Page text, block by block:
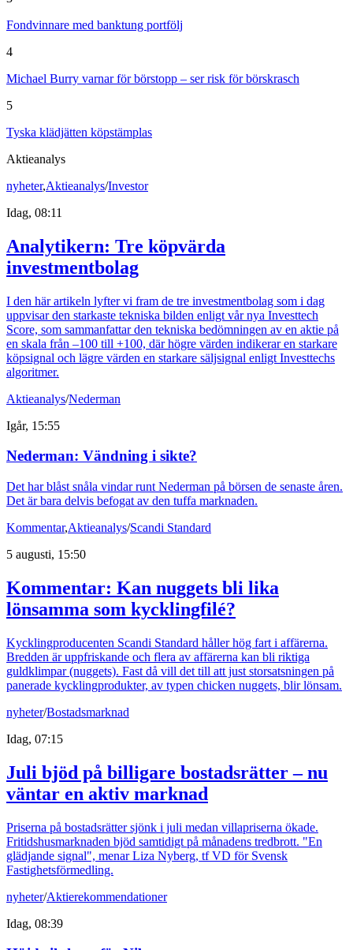
Fondvinnare med banktung portfölj
4
Michael Burry varnar för börstopp – ser risk för börskrasch
5
Tyska klädjätten köpstämplas
Aktieanalys
nyheter,Aktieanalys/Investor
Idag, 08:11
Analytikern: Tre köpvärda
investmentbolag
I den här artikeln lyfter vi fram de tre investmentbolag som i dag
uppvisar den starkaste tekniska bilden enligt vår nya Investtech
Score, som sammanfattar den tekniska bedömningen av en aktie på
en skala från –100 till +100, där högre värden indikerar en starkare
köpsignal och lägre värden en starkare säljsignal enligt Investtechs
algoritmer.
Aktieanalys/Nederman
Igår, 15:55
Nederman: Vändning i sikte?
Det har blåst snåla vindar runt Nederman på börsen de senaste åren.
Det är bara delvis befogat av den tuffa marknaden.
Kommentar,Aktieanalys/Scandi Standard
5 augusti, 15:50
Kommentar: Kan nuggets bli lika
lönsamma som kycklingfilé?
Kycklingproducenten Scandi Standard håller hög fart i affärerna.
Bredden är uppfriskande och flera av affärerna kan bli riktiga
guldklimpar (nuggets). Fast då vill det till att just storsatsningen på
panerade kycklingprodukter, av typen chicken nuggets, blir lönsam.
nyheter/Bostadsmarknad
Idag, 07:15
Juli bjöd på billigare bostadsrätter – nu
väntar en aktiv marknad
Priserna på bostadsrätter sjönk i juli medan villapriserna ökade.
Fritidshusmarknaden bjöd samtidigt på månadens tredbrott. "En
glädjande signal", menar Liza Nyberg, tf VD för Svensk
Fastighetsförmedling.
nyheter/Aktierekommendationer
Idag, 08:39